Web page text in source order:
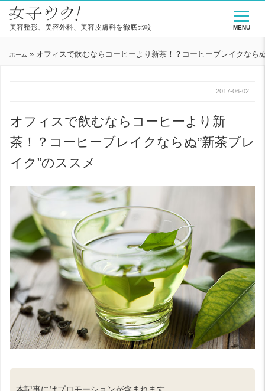
美容整形、美容外科、美容皮膚科を徹底比較
ホーム » オフィスで飲むならコーヒーより新茶！？コーヒーブレイクなら
2017-06-02
オフィスで飲むならコーヒーより新
茶！？コーヒーブレイクならぬ”新茶ブレ
イク”のススメ
MENU